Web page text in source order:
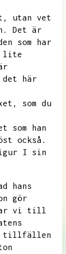
utan vet
Det är
som har
lite
det här
som du
som han
också.
I sin
hans
gör
vi till
tillfällen